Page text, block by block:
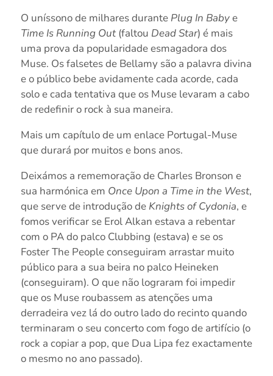
O uníssono de milhares durante Plug In Babye
Time Is Running Out(faltou Dead Star) é mais
uma prova da popularidade esmagadora dos
Muse. Os falsetes de Bellamy são a palavra divina
e o público bebe avidamente cada acorde, cada
solo e cada tentativa que os Muse levaram a cabo
de redefinir o rock à sua maneira.
Mais um capítulo de um enlace Portugal-Muse
que durará por muitos e bons anos.
Deixámos a rememoração de Charles Bronson e
sua harmónica em Once Upon a Time in the West,
que serve de introdução de Knights of Cydonia, e
fomos verificar se Erol Alkan estava a rebentar
com o PA do palco Clubbing (estava) e se os
Foster The People conseguiram arrastar muito
público para a sua beira no palco Heineken
(conseguiram). O que não lograram foi impedir
que os Muse roubassem as atenções uma
derradeira vez lá do outro lado do recinto quando
terminaram o seu concerto com fogo de artifício (o
rock a copiar a pop, que Dua Lipa fez exactamente
o mesmo no ano passado).